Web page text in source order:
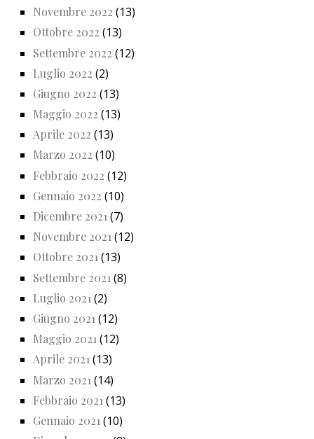
Novembre 2022 (13)
Ottobre 2022 (13)
Settembre 2022 (12)
Luglio 2022 (2)
Giugno 2022 (13)
Maggio 2022 (13)
Aprile 2022 (13)
Marzo 2022 (10)
Febbraio 2022 (12)
Gennaio 2022 (10)
Dicembre 2021 (7)
Novembre 2021(12)
Ottobre 2021(13)
Settembre 2021 (8)
Luglio 2021 (2)
Giugno 2021 (12)
Maggio 2021 (12)
Aprile 2021(13)
Marzo 2021 (14)
Febbraio 2021 (13)
Gennaio 2021 (10)